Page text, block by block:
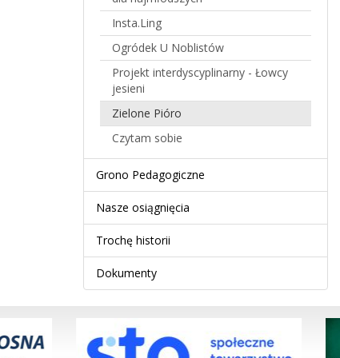
Insta.Ling
Ogródek U Noblistów
Projekt interdyscyplinarny - Łowcy
jesieni
Zielone Pióro
Czytam sobie
Grono Pedagogiczne
Nasze osiągnięcia
Trochę historii
Dokumenty